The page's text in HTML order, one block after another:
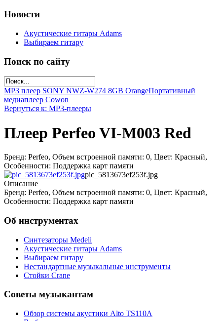
Новости
Акустические гитары Adams
Выбираем гитару
Поиск по сайту
MP3 плеер SONY NWZ-W274 8GB OrangeПортативный
медиаплеер Cowon
Вернуться к: МР3-плееры
Плеер Perfeo VI-M003 Red
Бренд: Perfeo, Объем встроенной памяти: 0, Цвет: Красный,
Особенности: Поддержка карт памяти
pic_5813673ef253f.jpg
Описание
Бренд: Perfeo, Объем встроенной памяти: 0, Цвет: Красный,
Особенности: Поддержка карт памяти
Об инструментах
Синтезаторы Мedeli
Акустические гитары Adams
Выбираем гитару
Нестандартные музыкальные инструменты
Стойки Crane
Советы музыкантам
Обзор системы акустики Alto TS110A